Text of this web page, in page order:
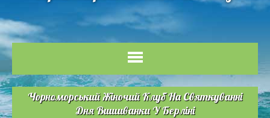
Чорноморський Жіночий Клуб На Святкуванні
Дня Вишиванки У Берліні